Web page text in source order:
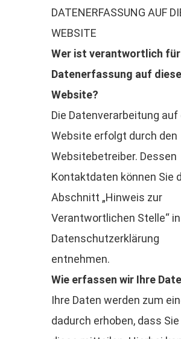
DATENERFASSUNG AUF
WEBSITE
Wer ist verantwortlich
Datenerfassung auf
Website?
Die Datenverarbeitung auf
Website erfolgt durch den
Websitebetreiber. Dessen
Kontaktdaten können Sie
Abschnitt „Hinweis zur
Verantwortlichen Stelle“
Datenschutzerklärung
entnehmen.
Wie erfassen wir Ihre
Ihre Daten werden zum
dadurch erhoben, dass